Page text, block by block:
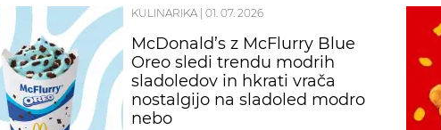
KULINARIKA 01. 07. 2026
McDonald’s z McFlurry Blue
Oreo sledi trendu modrih
sladoledov in hkrati vrača
nostalgijo na sladoled modro
nebo